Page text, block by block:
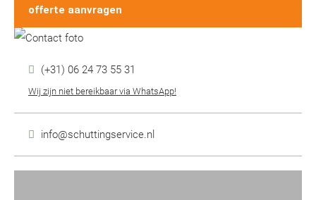
offerte aanvragen
(+31) 06 24 73 55 31
Wij zijn niet bereikbaar via WhatsApp!
info@schuttingservice.nl